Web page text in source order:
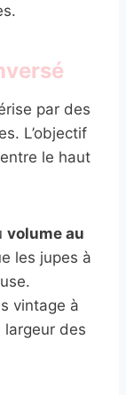
par des
L’objectif
le haut
volume au
les jupes à
vintage à
largeur des